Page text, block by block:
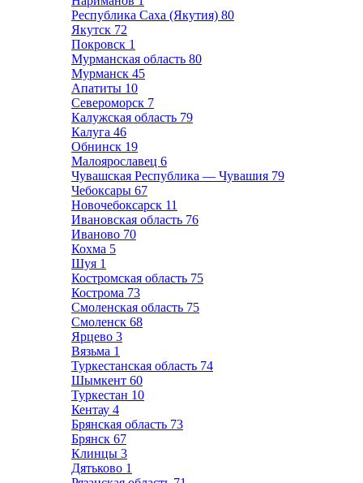
Республика Саха (Якутия) 80
Якутск 72
Покровск 1
Мурманская область 80
Мурманск 45
Апатиты 10
Североморск 7
Калужская область 79
Калуга 46
Обнинск 19
Малоярославец 6
Чувашская Республика — Чувашия 79
Чебоксары 67
Новочебоксарск 11
Ивановская область 76
Иваново 70
Кохма 5
Шуя 1
Костромская область 75
Кострома 73
Смоленская область 75
Смоленск 68
Ярцево 3
Вязьма 1
Туркестанская область 74
Шымкент 60
Туркестан 10
Кентау 4
Брянская область 73
Брянск 67
Клинцы 3
Дятьково 1